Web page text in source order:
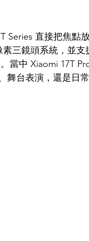
Series 直接把焦點
素三鏡頭系統，並
當中 Xiaomi 17T
舞台表演，還是日